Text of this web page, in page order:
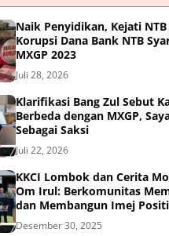
Naik Penyidikan, Kejati
Korupsi Dana Bank NTB
MXGP 2023
Juli 28, 2026
Klarifikasi Bang Zul Sebut
Berbeda dengan MXGP,
Sebagai Saksi
Juli 22, 2026
KKCI Lombok dan Cerita
Om Irul: Berkomunitas
dan Membangun Imej
Desember 30, 2025